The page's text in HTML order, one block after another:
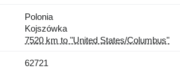
Polonia
Kojszówka
7520 km to "United States/Columbus"
62721